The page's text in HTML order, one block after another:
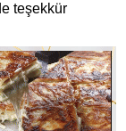
teşekkür